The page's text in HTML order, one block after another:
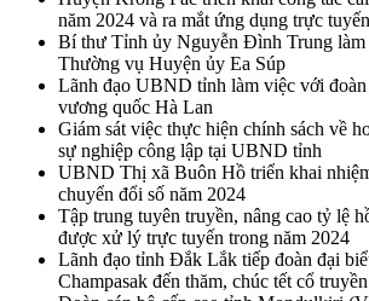
năm 2024 và ra mắt ứng dụng trực tuyến
Bí thư Tỉnh ủy Nguyễn Đình Trung làm
Thường vụ Huyện ủy Ea Súp
Lãnh đạo UBND tỉnh làm việc với đoàn
vương quốc Hà Lan
Giám sát việc thực hiện chính sách về
sự nghiệp công lập tại UBND tỉnh
UBND Thị xã Buôn Hồ triển khai
chuyển đổi số năm 2024
Tập trung tuyên truyền, nâng cao tỷ lệ
được xử lý trực tuyến trong năm 2024
Lãnh đạo tỉnh Đắk Lắk tiếp đoàn đại
Champasak đến thăm, chúc tết cổ